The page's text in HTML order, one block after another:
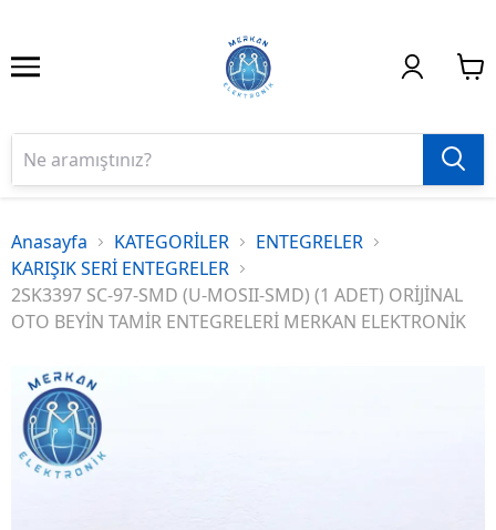
Anasayfa KATEGORİLER
ENTEGRELER
KARIŞIK SERİ ENTEGRELER
2SK3397 SC-97-SMD (U-MOSII-SMD) (1 ADET) ORİJİNAL
OTO BEYİN TAMİR ENTEGRELERİ MERKAN ELEKTRONİK